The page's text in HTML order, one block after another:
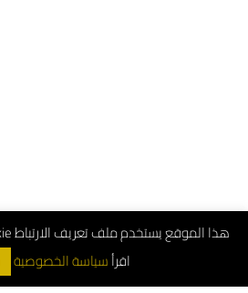
اقرأسياسة الخصوصية